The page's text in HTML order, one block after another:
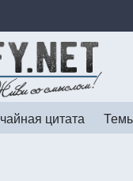
цитата